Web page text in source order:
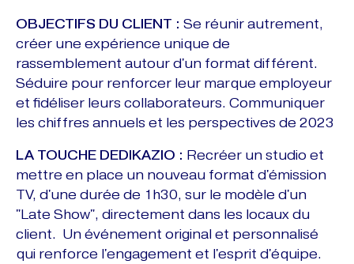
OBJECTIFS DU CLIENT : Se réunir autrement,
créer une expérience unique de
rassemblement autour d'un format différent.
Séduire pour renforcer leur marque employeur
et fidéliser leurs collaborateurs. Communiquer
les chiffres annuels et les perspectives de 2023
LA TOUCHE DEDIKAZIO : Recréer un studio et
mettre en place un nouveau format d'émission
TV, d'une durée de 1h30, sur le modèle d'un
"Late Show", directement dans les locaux du
client. Un événement original et personnalisé
qui renforce l'engagement et l'esprit d'équipe.